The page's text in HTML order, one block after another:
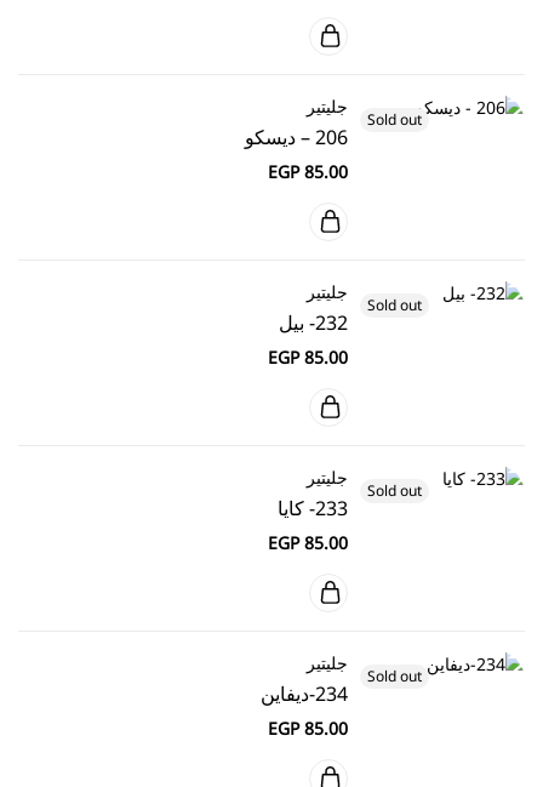
Sold out
جليتير
206 – ديسكو
EGP85.00
Sold out
جليتير
232- بيل
EGP85.00
Sold out
جليتير
233- كايا
EGP85.00
Sold out
جليتير
234-ديفاين
EGP85.00